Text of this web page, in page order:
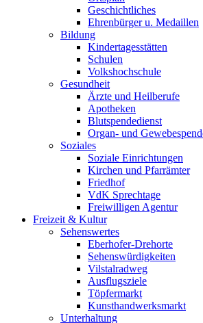
Geschichtliches
Ehrenbürger u. Medaillen
Bildung
Kindertagesstätten
Schulen
Volkshochschule
Gesundheit
Ärzte und Heilberufe
Apotheken
Blutspendedienst
Organ- und
Soziales
Soziale Einrichtungen
Kirchen und Pfarrämter
Friedhof
VdK Sprechtage
Freiwilligen Agentur
Freizeit & Kultur
Sehenswertes
Eberhofer-Drehorte
Sehenswürdigkeiten
Vilstalradweg
Ausflugsziele
Töpfermarkt
Kunsthandwerksmarkt
Unterhaltung